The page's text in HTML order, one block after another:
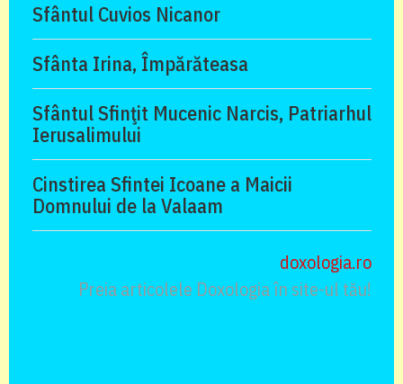
Sfântul Cuvios Nicanor
Sfânta Irina, Împărăteasa
Sfântul Sfinţit Mucenic Narcis, Patriarhul
Ierusalimului
Cinstirea Sfintei Icoane a Maicii
Domnului de la Valaam
doxologia.ro
Preia articolele Doxologia în site-ul tău!